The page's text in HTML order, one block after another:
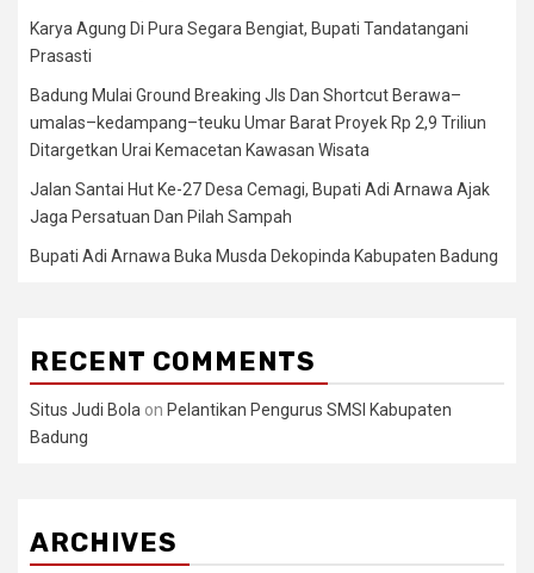
Karya Agung Di Pura Segara Bengiat, Bupati Tandatangani
Prasasti
Badung Mulai Ground Breaking Jls Dan Shortcut Berawa–
umalas–kedampang–teuku Umar Barat Proyek Rp 2,9 Triliun
Ditargetkan Urai Kemacetan Kawasan Wisata
Jalan Santai Hut Ke-27 Desa Cemagi, Bupati Adi Arnawa Ajak
Jaga Persatuan Dan Pilah Sampah
Bupati Adi Arnawa Buka Musda Dekopinda Kabupaten Badung
RECENT COMMENTS
Situs Judi Bola on Pelantikan Pengurus SMSI Kabupaten
Badung
ARCHIVES